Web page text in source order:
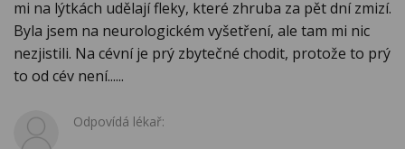
mi na lýtkách udělají fleky, které zhruba za pět dní zmizí.
Byla jsem na neurologickém vyšetření, ale tam mi nic
nezjistili. Na cévní je prý zbytečné chodit, protože to prý
to od cév není......
Odpovídá lékař: